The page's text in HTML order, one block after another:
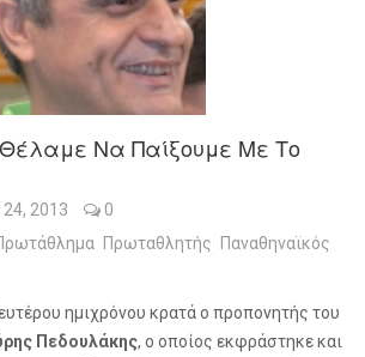
Να Παίξουμε Με Το
24, 2013
0
Πρωταθλητής
Παναθηναϊκός
ημιχρόνου κρατά ο προπονητής του
Πεδουλάκης, ο οποίος εκφράστηκε και